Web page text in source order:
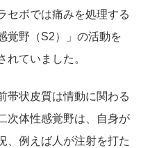
セボでは痛みを処理する
覚野（S2）」の活動を
れていました。
帯状皮質は情動に関わる
次体性感覚野は、自身が
、例えば人が注射を打た